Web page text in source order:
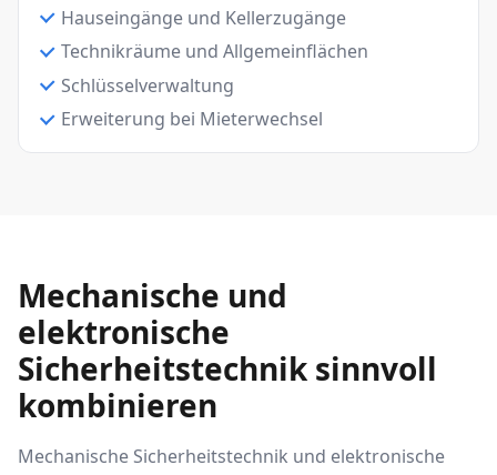
Hauseingänge und Kellerzugänge
Technikräume und Allgemeinflächen
Schlüsselverwaltung
Erweiterung bei Mieterwechsel
Mechanische und
elektronische
Sicherheitstechnik sinnvoll
kombinieren
Mechanische Sicherheitstechnik und elektronische